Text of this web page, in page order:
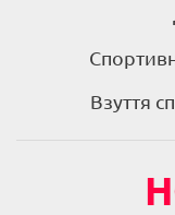
Взуття